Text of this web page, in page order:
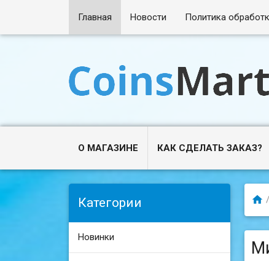
Главная Новости Политика
О МАГАЗИНЕ КАК СДЕЛАТЬ ЗАКАЗ?
Категории
Новинки
 /